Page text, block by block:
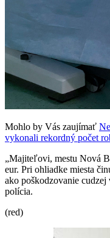
Mohlo by Vás zaujímať
vykonali rekordný počet
„Majiteľovi, mestu Nová
eur. Pri ohliadke miesta
ako poškodzovanie
polícia.
(red)